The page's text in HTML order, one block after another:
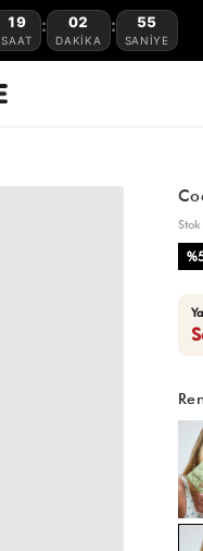
19
SAAT
: 02
DAKIKA
: 54
SANIYE
%